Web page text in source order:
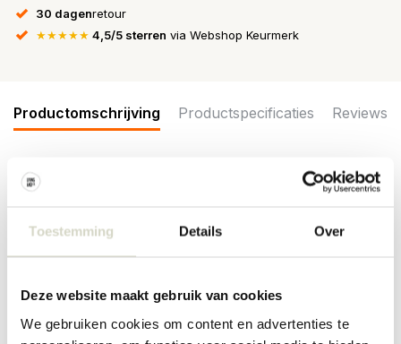
Toestemming Details Over
Deze website maakt gebruik van cookies
We gebruiken cookies om content en advertenties te
30 dagenretour
★★★★★ 4,5/5 sterren via Webshop Keurmerk
Productomschrijving Productspecificaties Reviews
De Bloomingville Latina eierdoppen zijn een charmante
in een set van 6 stuks. Afmeting Ø4,5x6cm
Materiaal: aardewerk
Kleur: blauw
Overige: geschikt voor in de vaatwasser, magnetron en oven. Per
item kunnen er verschillen zijn.